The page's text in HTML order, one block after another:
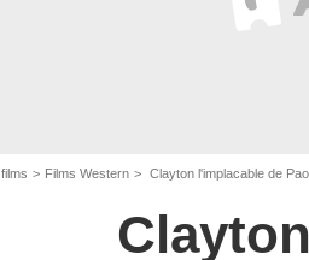
Films Western Clayton l'implacable de